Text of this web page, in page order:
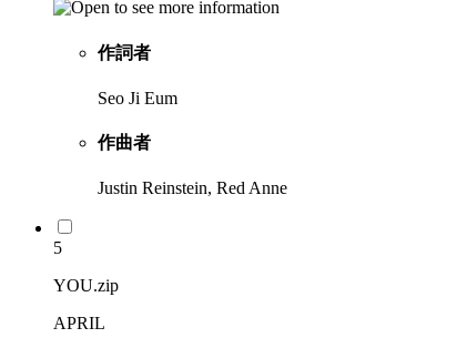
作詞者
Seo Ji Eum
作曲者
Justin Reinstein, Red Anne
5
YOU.zip
APRIL